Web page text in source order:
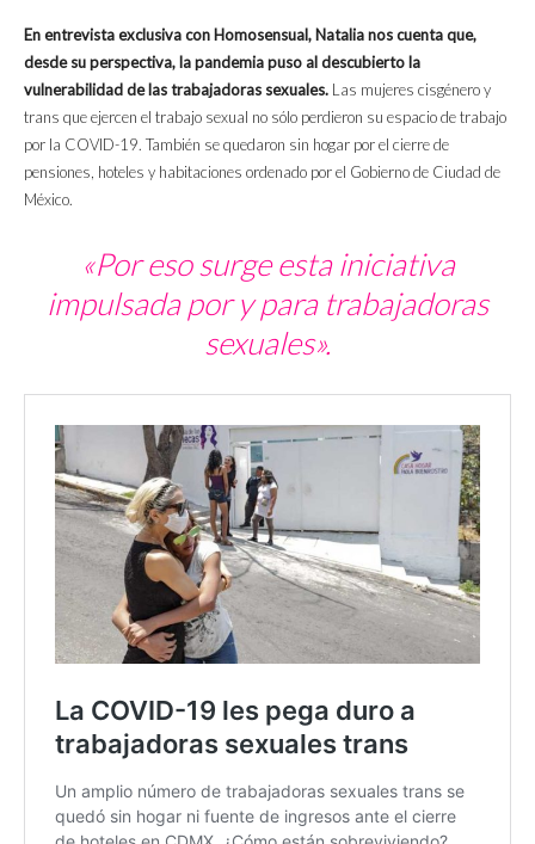
En entrevista exclusiva con Homosensual, Natalia nos cuenta que,
desde su perspectiva, la pandemia puso al descubierto la
vulnerabilidad de las trabajadoras sexuales. Las mujeres cisgénero y
trans que ejercen el trabajo sexual no sólo perdieron su espacio de trabajo
por la COVID-19. También se quedaron sin hogar por el cierre de
pensiones, hoteles y habitaciones ordenado por el Gobierno de Ciudad de
México.
«Por eso surge esta iniciativa
impulsada por y para trabajadoras
sexuales».